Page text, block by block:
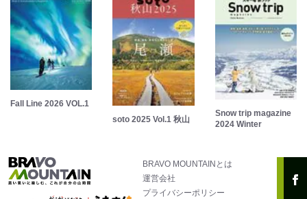
Fall Line 2026 VOL.1
soto 2025 Vol.1 秋山
Snow trip magazine
2024 Winter
BRAVO MOUNTAINとは
運営会社
プライバシーポリシー